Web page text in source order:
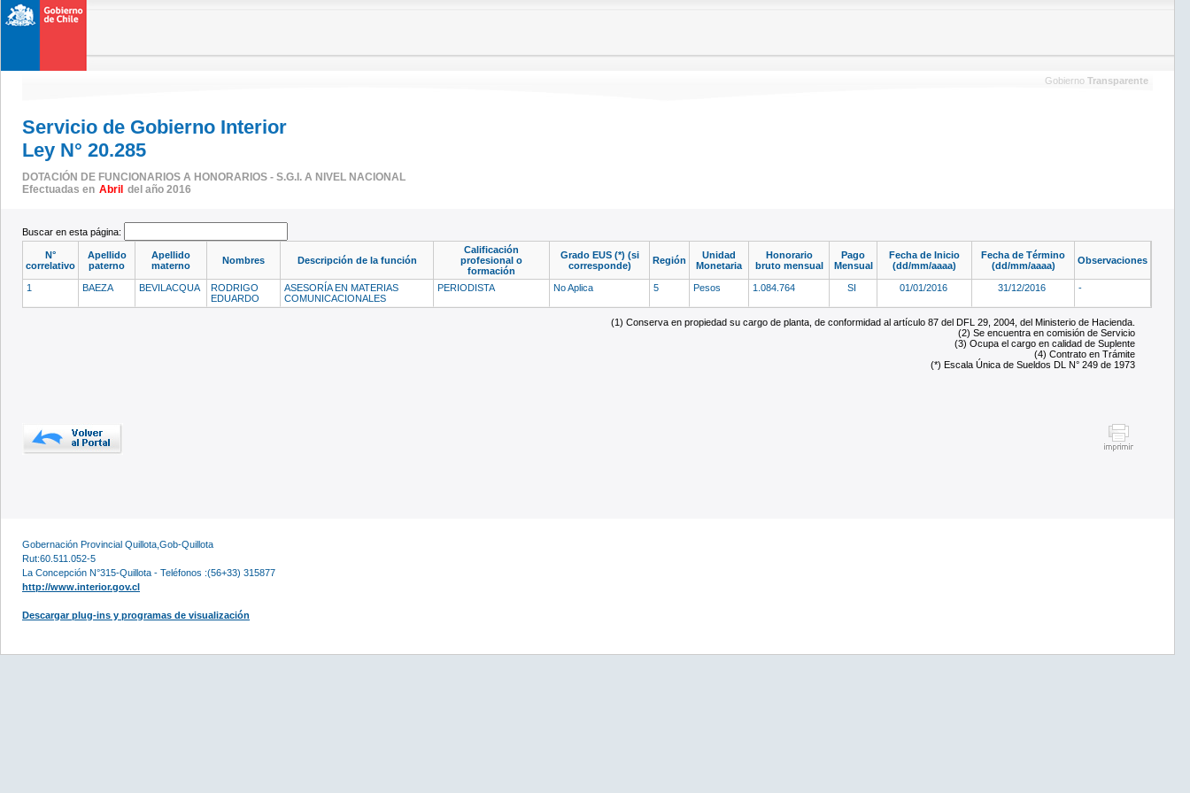
Gobierno Transparente
Servicio de Gobierno Interior
Ley N° 20.285
DOTACIÓN DE FUNCIONARIOS A HONORARIOS - S.G.I. A NIVEL NACIONAL
Efectuadas en Abril del año 2016
Buscar en esta página:
N°
correlativo
Apellido
paterno
Apellido
materno
Nombres Descripción de la función
Calificación
profesional o
formación
Grado EUS (*) (si
corresponde)
Región
Unidad
Monetaria
Honorario
bruto mensual
Pago
Mensual
Fecha de Inicio
(dd/mm/aaaa)
Fecha de Término
(dd/mm/aaaa)
Observaciones
1 BAEZA BEVILACQUA
RODRIGO
EDUARDO
ASESORÍA EN MATERIAS
COMUNICACIONALES
PERIODISTA No Aplica 5 Pesos 1.084.764 SI 01/01/2016 31/12/2016 -
(1) Conserva en propiedad su cargo de planta, de conformidad al artículo 87 del DFL 29, 2004, del Ministerio de Hacienda.
(2) Se encuentra en comisión de Servicio
(3) Ocupa el cargo en calidad de Suplente
(4) Contrato en Trámite
(*) Escala Única de Sueldos DL N° 249 de 1973
Gobernación Provincial Quillota,Gob-Quillota
Rut:60.511.052-5
La Concepción N°315-Quillota - Teléfonos :(56+33) 315877
http://www.interior.gov.cl
Descargar plug-ins y programas de visualización